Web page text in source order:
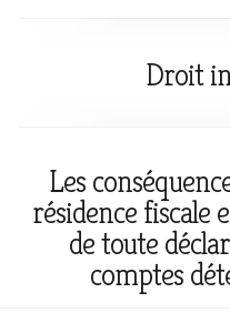
Droit
Les
résidence fiscale
de toute
comptes